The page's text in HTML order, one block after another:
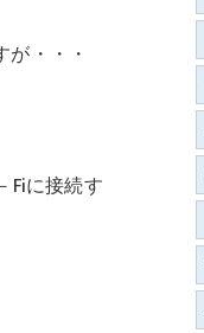
・・・
Fiに接続す